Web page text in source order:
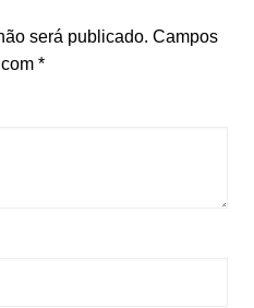
será publicado. Campos
*